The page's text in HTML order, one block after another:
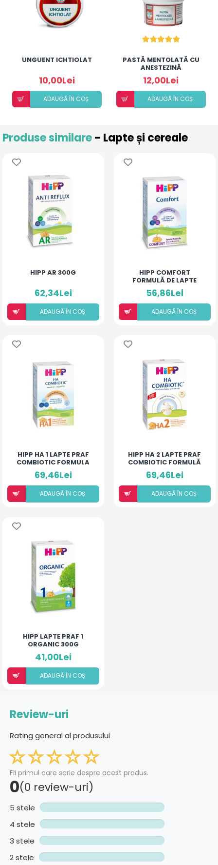
UNGUENT ICHTIOLAT
10,00Lei
ADAUGÃ ÎN COȘ
PASTĂ MENTOLATĂ CU
ANESTEZINĂ
12,00Lei
ADAUGÃ ÎN COȘ
Produse similare- Lapte și cereale
HIPP AR 300G
62,34Lei
ADAUGÃ ÎN COȘ
HIPP COMFORT
FORMULĂ DE LAPTE
SPECIALĂ 300G
56,86Lei
ADAUGÃ ÎN COȘ
HIPP HA 1 LAPTE PRAF
COMBIOTIC FORMULA
NOUA* 350G
69,46Lei
ADAUGÃ ÎN COȘ
HIPP HA 2 LAPTE PRAF
COMBIOTIC FORMULĂ
NOUĂ* 350G
69,46Lei
ADAUGÃ ÎN COȘ
HIPP LAPTE PRAF 1
ORGANIC 300G
41,00Lei
ADAUGÃ ÎN COȘ
Review-uri
Rating general al produsului
Fii primul care scrie despre acest produs.
0(0 review-uri)
5 stele
4 stele
3 stele
2 stele